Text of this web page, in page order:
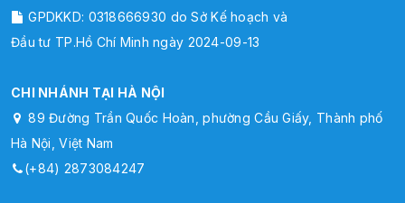
GPDKKD: 0318666930 do Sở Kế hoạch và
Đầu tư TP.Hồ Chí Minh ngày 2024-09-13
CHI NHÁNH TẠI HÀ NỘI
89 Đường Trần Quốc Hoàn, phường Cầu Giấy, Thành phố
Hà Nội, Việt Nam
(+84) 2873084247